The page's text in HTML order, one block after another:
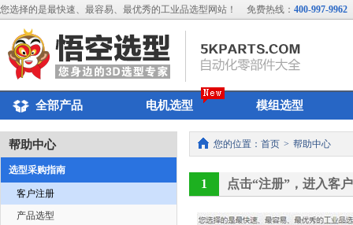
您选择的是最快速、最容易、最优秀的工业品选型网站！ 免费热线： 400-997-9962
全部产品 电机选型 模组选型
帮助中心
选型采购指南
客户注册
产品选型
您的位置： 首页 > 帮助中心
1 点击“注册”，进入客